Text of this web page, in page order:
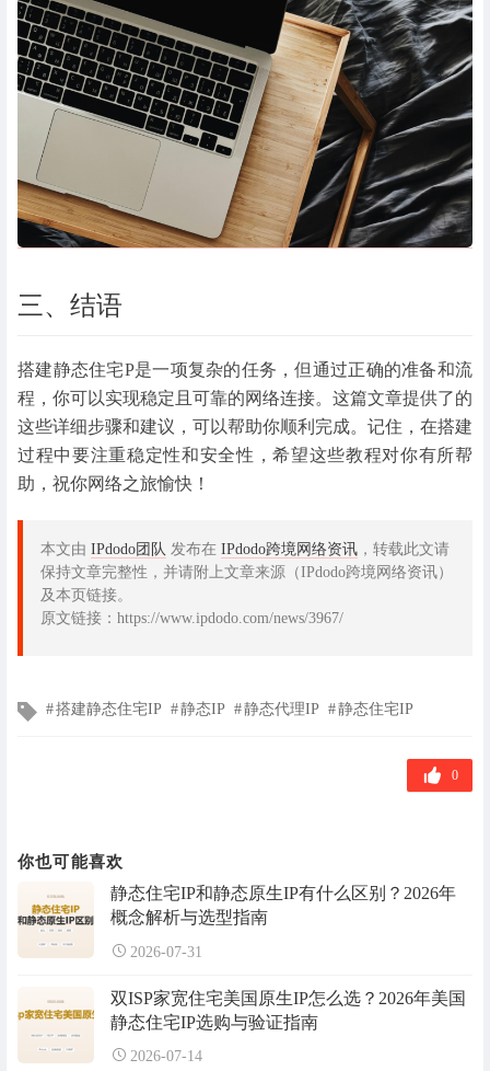
三、结语
搭建静态住宅P是一项复杂的任务，但通过正确的准备和流
程，你可以实现稳定且可靠的网络连接。这篇文章提供了的
这些详细步骤和建议，可以帮助你顺利完成。记住，在搭建
过程中要注重稳定性和安全性，希望这些教程对你有所帮
助，祝你网络之旅愉快！
本文由 IPdodo团队 发布在 IPdodo跨境网络资讯 ，转载此文请
保持文章完整性，并请附上文章来源（IPdodo跨境网络资讯）
及本页链接。
原文链接：https://www.ipdodo.com/news/3967/
文搭建静态住宅IP 静态IP 静态代理IP 静态住宅IP
0
你也可能喜欢
静态住宅IP和静态原生IP有什么区别？2026年
概念解析与选型指南
2026-07-31
双ISP家宽住宅美国原生IP怎么选？2026年美国
静态住宅IP选购与验证指南
2026-07-14